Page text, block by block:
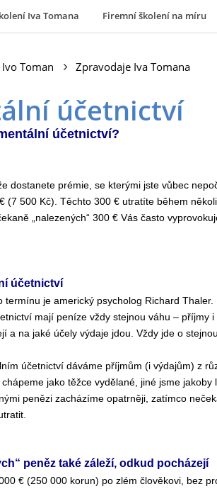
Iva Tomana Firemní školení na míru
Toman Zpravodaje Iva Tomana
účetnictví
účetnictví?
dostanete prémie, se kterými jste vůbec
(7 500 Kč). Těchto 300 € utratíte během
„nalezených“ 300 € Vás často
účetnictví
termínu je americký psycholog Richard Thaler.
mají peníze vždy stejnou váhu – příjmy
a na jaké účely výdaje jdou. Vždy jde o
účetnictví dáváme příjmům (i výdajům) z
jako těžce vydělané, jiné jsme jakoby
penězi zacházíme opatrněji, zatímco
peněz také záleží, odkud pocházejí
€ (250 000 korun) po zlém člověkovi, bez